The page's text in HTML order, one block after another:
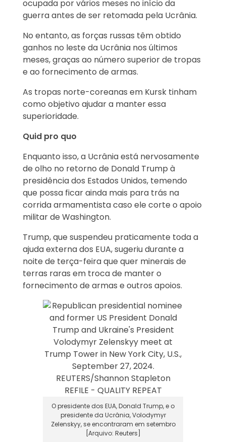
ocupada por vários meses no início da
guerra antes de ser retomada pela Ucrânia.
No entanto, as forças russas têm obtido
ganhos no leste da Ucrânia nos últimos
meses, graças ao número superior de tropas
e ao fornecimento de armas.
As tropas norte-coreanas em Kursk tinham
como objetivo ajudar a manter essa
superioridade.
Quid pro quo
Enquanto isso, a Ucrânia está nervosamente
de olho no retorno de Donald Trump à
presidência dos Estados Unidos, temendo
que possa ficar ainda mais para trás na
corrida armamentista caso ele corte o apoio
militar de Washington.
Trump, que suspendeu praticamente toda a
ajuda externa dos EUA, sugeriu durante a
noite de terça-feira que quer minerais de
terras raras em troca de manter o
fornecimento de armas e outros apoios.
O presidente dos EUA, Donald Trump, e o
presidente da Ucrânia, Volodymyr
Zelenskyy, se encontraram em setembro
[Arquivo: Reuters]